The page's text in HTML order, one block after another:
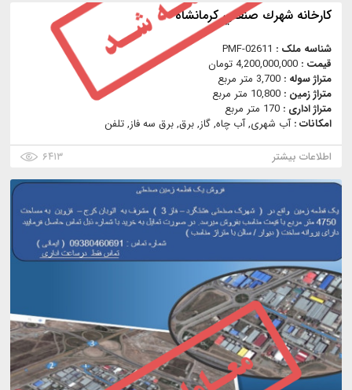
كارخانه شهرك صنعتي كرمانشاه
شناسه ملک : PMF-02611
قیمت : 4,200,000,000 تومان
متراژ سوله : 3,700 متر مربع
متراژ زمین : 10,800 متر مربع
متراژ اداری : 170 متر مربع
امکانات :آب شهری, آب چاه, گاز, برق, برق سه فاز, تلفن
اطلاعات بیشتر
۶۴۱۳